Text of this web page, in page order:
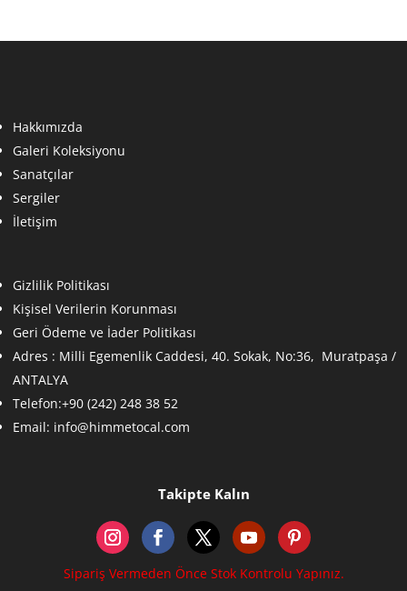
Hakkımızda
Galeri Koleksiyonu
Sanatçılar
Sergiler
İletişim
Gizlilik Politikası
Kişisel Verilerin Korunması
Geri Ödeme ve İader Politikası
Adres : Milli Egemenlik Caddesi, 40. Sokak, No:36, Muratpaşa /
ANTALYA
Telefon:+90 (242) 248 38 52
Email: info@himmetocal.com
Takipte Kalın
Sipariş Vermeden Önce Stok Kontrolu Yapınız.